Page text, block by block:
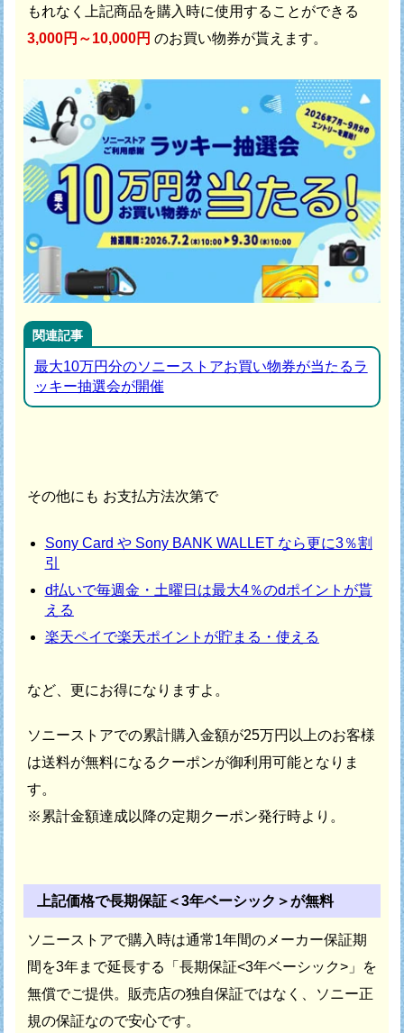
もれなく上記商品を購入時に使用することができる
3,000円～10,000円 のお買い物券が貰えます。
関連記事
最大10万円分のソニーストアお買い物券が当たるラ
ッキー抽選会が開催
その他にも お支払方法次第で
Sony Card や Sony BANK WALLET なら更に3％割
引
d払いで毎週金・土曜日は最大4％のdポイントが貰
える
楽天ペイで楽天ポイントが貯まる・使える
など、更にお得になりますよ。
ソニーストアでの累計購入金額が25万円以上のお客様
は送料が無料になるクーポンが御利用可能となりま
す。
※累計金額達成以降の定期クーポン発行時より。
上記価格で長期保証＜3年ベーシック＞が無料
ソニーストアで購入時は通常1年間のメーカー保証期
間を3年まで延長する「長期保証<3年ベーシック>」を
無償でご提供。 販売店の独自保証ではなく、ソニー正
規の保証なので安心です。